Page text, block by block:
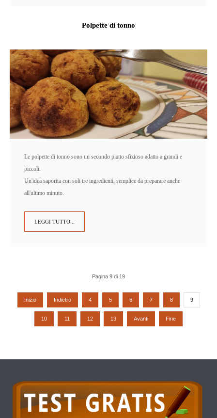
Polpette di tonno
Le polpette di tonno sono un secondo piatto sfizioso adatto a grandi e
piccoli.
Un'idea saporita con soli tre ingredienti, semplice da preparare anche
all'ultimo minuto.
LEGGI TUTTO...
Pagina 9 di 19
Inizio Indietro 4 5 6 7 8 9
10 11 12 13 Avanti Fine